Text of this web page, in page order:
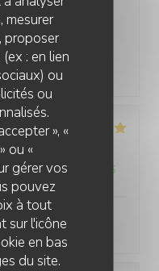
mesurer
proposer
: en lien
ou
ou
», «
ou «
gérer vos
pouvez
à tout
sur l'icône
en bas
du site.
toujours
du
et l’accueil
établissement.
: 5/5 Qualité / Prix /5